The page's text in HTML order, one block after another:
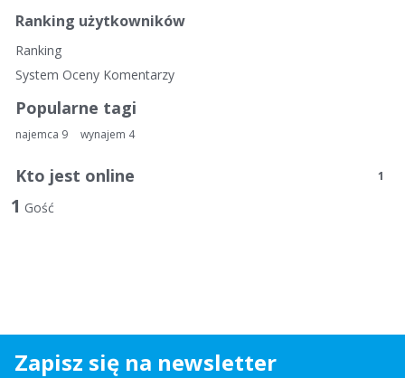
k
Ranking użytkowników
Ranking
System Oceny Komentarzy
Popularne tagi
najemca 9 wynajem 4
Kto jest online 1
1 Gość
Zapisz się na newsletter